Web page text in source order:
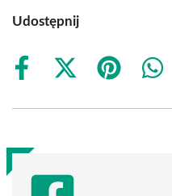
Udostępnij
Share
Share
(Twitter)
Share